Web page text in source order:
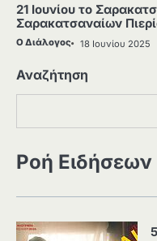
21 Ιουνίου το
Σαρακατσαναίων
Ο Διάλογος 18 Ιουνίου 2025
Αναζήτηση
Ροή Ειδήσεων